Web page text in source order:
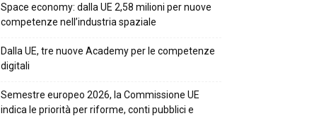
Space economy: dalla UE 2,58 milioni per nuove
competenze nell’industria spaziale
Dalla UE, tre nuove Academy per le competenze
digitali
Semestre europeo 2026, la Commissione UE
indica le priorità per riforme, conti pubblici e